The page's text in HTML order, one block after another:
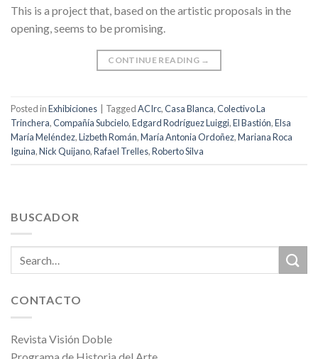
This is a project that, based on the artistic proposals in the
opening, seems to be promising.
CONTINUE READING →
Posted inExhibiciones TaggedACIrc,Casa Blanca,Colectivo La
Trinchera,Compañía Subcielo,Edgard Rodríguez Luiggi,El Bastión,Elsa
María Meléndez,Lizbeth Román,María Antonia Ordoñez,Mariana Roca
Iguina,Nick Quijano,Rafael Trelles,Roberto Silva
BUSCADOR
CONTACTO
Revista Visión Doble